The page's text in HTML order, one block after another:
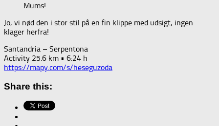
Mums!
Jo, vi nød den i stor stil på en fin klippe med udsigt, ingen
klager herfra!
Santandria – Serpentona
Activity 25.6 km • 6:24 h
https://mapy.com/s/heseguzoda
Share this: